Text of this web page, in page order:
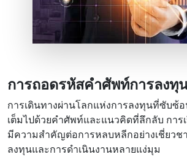
การถอดรหัสคําศัพท์การลงทุ
การเดินทางผ่านโลกแห่งการลงทุนที่ซับซ้
เต็มไปด้วยคําศัพท์และแนวคิดที่ลึกลับ กา
มีความสําคัญต่อการหลบหลีกอย่างเชี่ยว
ลงทุนและการดําเนินงานหลายแง่มุม